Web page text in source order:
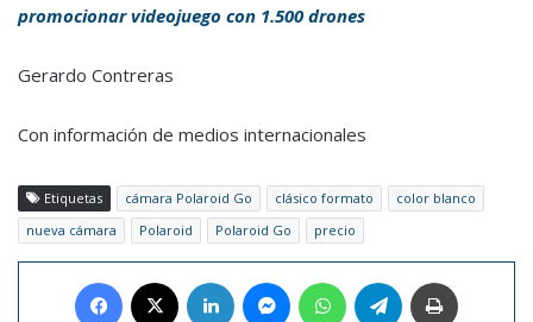
promocionar videojuego con 1.500 drones
Gerardo Contreras
Con información de medios internacionales
Etiquetas cámara Polaroid Go clásico formato
color blanco
nueva cámara
Polaroid Polaroid Go precio
Facebook LinkedIn MessengerWhatsAppTelegram